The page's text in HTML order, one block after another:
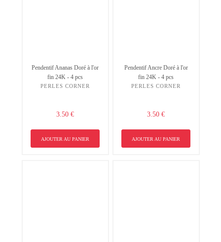
Pendentif Ananas Doré à l'or
fin 24K - 4 pcs
PERLES CORNER
3.50 €
AJOUTER AU PANIER
Pendentif Ancre Doré à l'or
fin 24K - 4 pcs
PERLES CORNER
3.50 €
AJOUTER AU PANIER